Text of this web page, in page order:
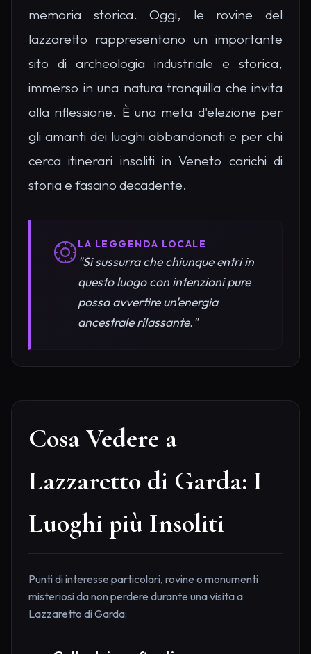
memoria storica. Oggi, le rovine del
lazzaretto rappresentano un importante
sito di archeologia industriale e storica,
immerso in una natura tranquilla che invita
alla riflessione. È una meta d'elezione per
gli amanti dei luoghi abbandonati e per chi
cerca itinerari insoliti in Veneto carichi di
storia e fascino decadente.
LA LEGGENDA LOCALE
"Si sussurra che chiunque entri in
questo luogo con intenzioni pure
possa avvertire un'energia
ancestrale rilassante."
Cosa Vedere a
Lazzaretto di Garda: I
Luoghi più Insoliti
Punti di interesse particolari, rovine o monumenti
misteriosi da non perdere durante una visita a
Lazzaretto di Garda: